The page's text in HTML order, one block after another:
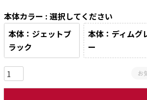
本体カラー
選択してください
本体：ジェットブ
ラック
本体：ディムグ
ー
お